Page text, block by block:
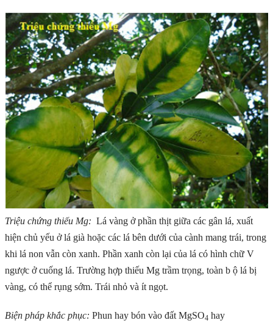
Triệu chứng thiếu Mg: Lá vàng ở phần thịt giữa các gân lá, xuất
hiện chủ yếu ở lá già hoặc các lá bên dưới của cành mang trái, trong
khi lá non vẫn còn xanh. Phần xanh còn lại của lá có hình chữ V
ngược ở cuống lá. Trường hợp thiếu Mg trầm trọng, toàn b ộ lá bị
vàng, có thể rụng sớm. Trái nhỏ và ít ngọt.
Biện pháp khắc phục: Phun hay bón vào đất MgSO4 hay